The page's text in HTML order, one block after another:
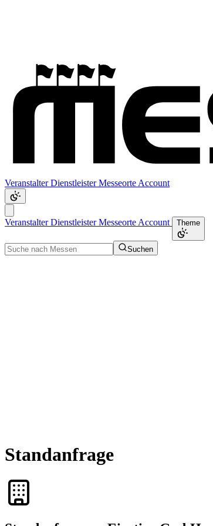
VeranstalterDienstleisterMesseorte Account
VeranstalterDienstleisterMesseorte Account Theme
Suchen
Standanfrage